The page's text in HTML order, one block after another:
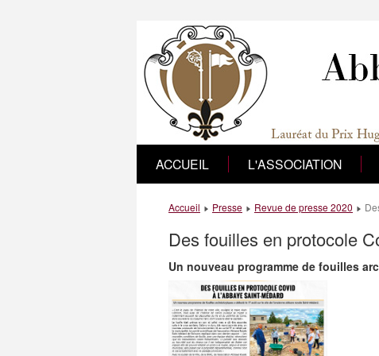
ACCUEIL L'ASSOCIATION
Accueil Presse Revue de presse 2020
Des fouilles en protocole
Un nouveau programme de fouilles